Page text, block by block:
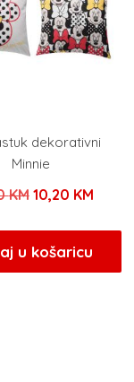
dekorativni
Minnie
KM Izvorna
bila
je:
10,20 KM
10,20
u košaricu